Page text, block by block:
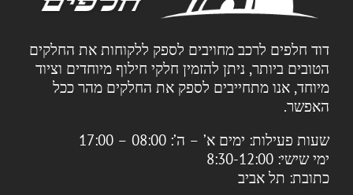
דוד חלפים לרכב מחויבים לספק ללקוחות את החלקים
הטובים ביותר, ניתן להזמין חלקי חילוף מיוחדים וציוד
מיוחד, אנו מתחייבים לספק את החלקים מהר ככל
האפשר.
שעות פעילות: ימים א’ – ה’: 08:00 – 17:00
ימי שישי: 8:30-12:00
כתובת: תל אביב